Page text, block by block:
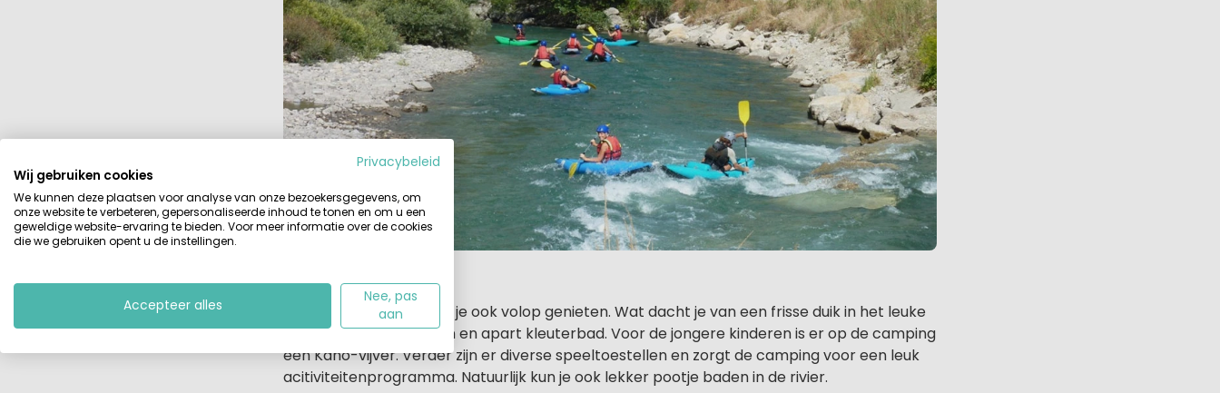
Op de camping zelf kun je ook volop genieten. Wat dacht je van een frisse duik in het leuke
zwembad met glijbanen en apart kleuterbad. Voor de jongere kinderen is er op de camping
een Kano-vijver. Verder zijn er diverse speeltoestellen en zorgt de camping voor een leuk
acitiviteitenprogramma. Natuurlijk kun je ook lekker pootje baden in de rivier.
Privacybeleid
Wij gebruiken cookies
We kunnen deze plaatsen voor analyse van onze bezoekersgegevens, om
onze website te verbeteren, gepersonaliseerde inhoud te tonen en om u een
geweldige website-ervaring te bieden. Voor meer informatie over de cookies
die we gebruiken opent u de instellingen.
Accepteer alles
Nee, pas
aan